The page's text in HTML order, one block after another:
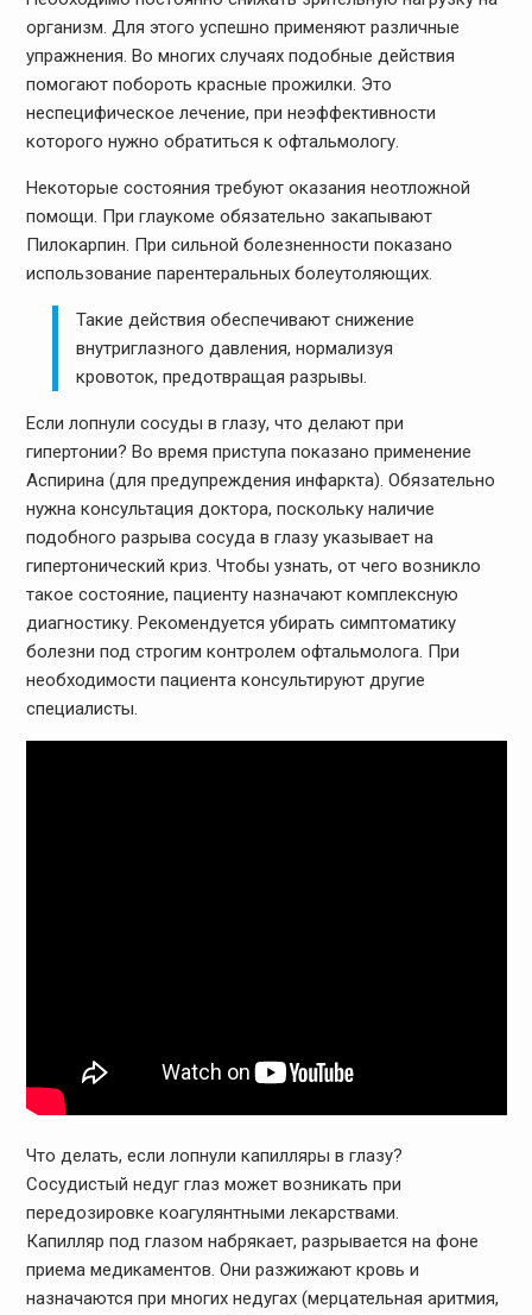
организм. Для этого успешно применяют различные
упражнения. Во многих случаях подобные действия
помогают побороть красные прожилки. Это
неспецифическое лечение, при неэффективности
которого нужно обратиться к офтальмологу.
Некоторые состояния требуют оказания неотложной
помощи. При глаукоме обязательно закапывают
Пилокарпин. При сильной болезненности показано
использование парентеральных болеутоляющих.
Такие действия обеспечивают снижение
внутриглазного давления, нормализуя
кровоток, предотвращая разрывы.
Если лопнули сосуды в глазу, что делают при
гипертонии? Во время приступа показано применение
Аспирина (для предупреждения инфаркта). Обязательно
нужна консультация доктора, поскольку наличие
подобного разрыва сосуда в глазу указывает на
гипертонический криз. Чтобы узнать, от чего возникло
такое состояние, пациенту назначают комплексную
диагностику. Рекомендуется убирать симптоматику
болезни под строгим контролем офтальмолога. При
необходимости пациента консультируют другие
специалисты.
Что делать, если лопнули капилляры в глазу?
Сосудистый недуг глаз может возникать при
передозировке коагулянтными лекарствами.
Капилляр под глазом набрякает, разрывается на фоне
приема медикаментов. Они разжижают кровь и
назначаются при многих недугах (мерцательная аритмия,